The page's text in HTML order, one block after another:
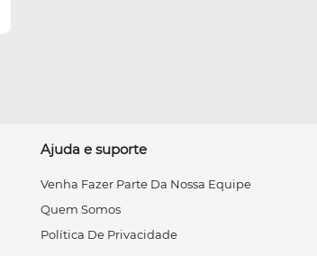
Ajuda e suporte
Venha Fazer Parte Da Nossa Equipe
Quem Somos
Política De Privacidade